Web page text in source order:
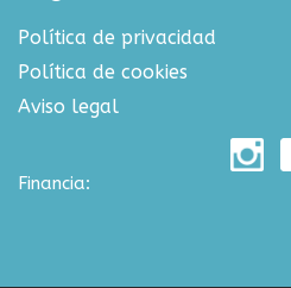
Política de privacidad
Política de cookies
Aviso legal
Financia: